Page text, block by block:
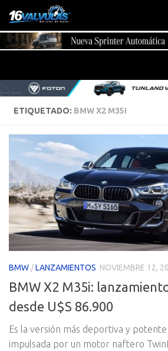
Saltar al contenido
ETIQUETADO: BMW X2 M35I
BMW /LANZAMIENTOS NOVIEMBRE 12,
BMW X2 M35i:
desde U$S 86.900
Es la versión más deportiva y
impulsada por un motor naftero